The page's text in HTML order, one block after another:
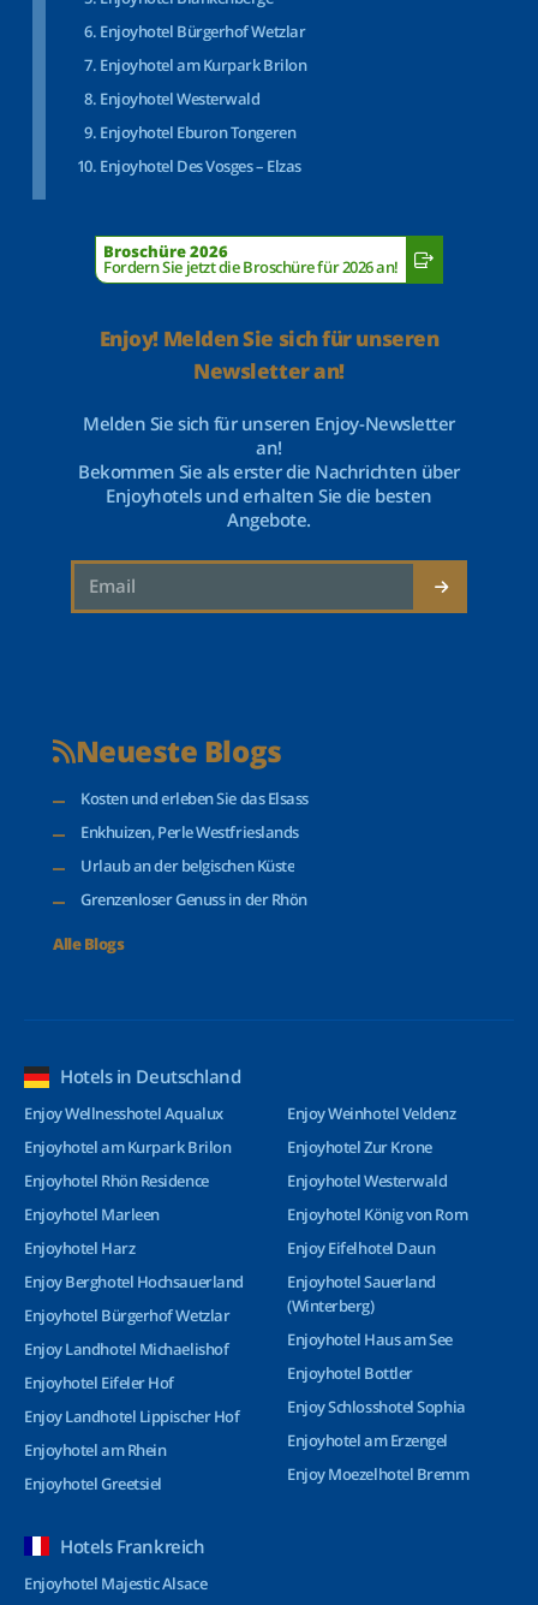
Enjoyhotel Bürgerhof Wetzlar
Enjoyhotel am Kurpark Brilon
Enjoyhotel Westerwald
Enjoyhotel Eburon Tongeren
Enjoyhotel Des Vosges – Elzas
Broschüre 2026
Fordern Sie jetzt die Broschüre für 2026 an!
Enjoy! Melden Sie sich für unseren
Newsletter an!
Melden Sie sich für unseren Enjoy-Newsletter
an!
Bekommen Sie als erster die Nachrichten über
Enjoyhotels und erhalten Sie die besten
Angebote.
Neueste Blogs
Kosten und erleben Sie das Elsass
Enkhuizen, Perle Westfrieslands
Urlaub an der belgischen Küste
Grenzenloser Genuss in der Rhön
Alle Blogs
Hotels in Deutschland
Enjoy Wellnesshotel Aqualux
Enjoyhotel am Kurpark Brilon
Enjoyhotel Rhön Residence
Enjoyhotel Marleen
Enjoyhotel Harz
Enjoy Berghotel Hochsauerland
Enjoyhotel Bürgerhof Wetzlar
Enjoy Landhotel Michaelishof
Enjoyhotel Eifeler Hof
Enjoy Landhotel Lippischer Hof
Enjoyhotel am Rhein
Enjoyhotel Greetsiel
Enjoy Weinhotel Veldenz
Enjoyhotel Zur Krone
Enjoyhotel Westerwald
Enjoyhotel König von Rom
Enjoy Eifelhotel Daun
Enjoyhotel Sauerland
(Winterberg)
Enjoyhotel Haus am See
Enjoyhotel Bottler
Enjoy Schlosshotel Sophia
Enjoyhotel am Erzengel
Enjoy Moezelhotel Bremm
Hotels Frankreich
Enjoyhotel Majestic Alsace